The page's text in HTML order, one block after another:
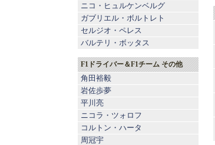
ニコ・ヒュルケンベルグ
ガブリエル・ボルトレト
セルジオ・ペレス
バルテリ・ボッタス
F1ドライバー＆F1チーム その他
角田裕毅
岩佐歩夢
平川亮
ニコラ・ツォロフ
コルトン・ハータ
周冠宇